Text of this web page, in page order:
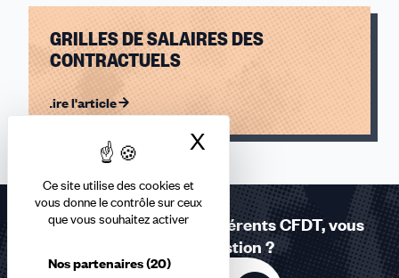
Ce site utilise des cookies et
vous donne le contrôle sur ceux
que vous souhaitez activer
Nos partenaires(20)
X Masquer le
GRILLES DE SALAIRES DES
CONTRACTUELS
Lire l'article
Réponses à la carte - Adhérents CFDT, vous
avez une question ?